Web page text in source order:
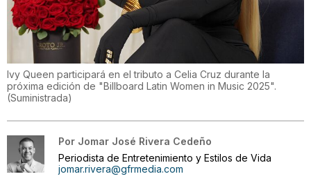
Ivy Queen participará en el tributo a Celia Cruz durante la
próxima edición de "Billboard Latin Women in Music 2025".
(Suministrada)
Por Jomar José Rivera Cedeño
Periodista de Entretenimiento y Estilos de Vida
jomar.rivera@gfrmedia.com